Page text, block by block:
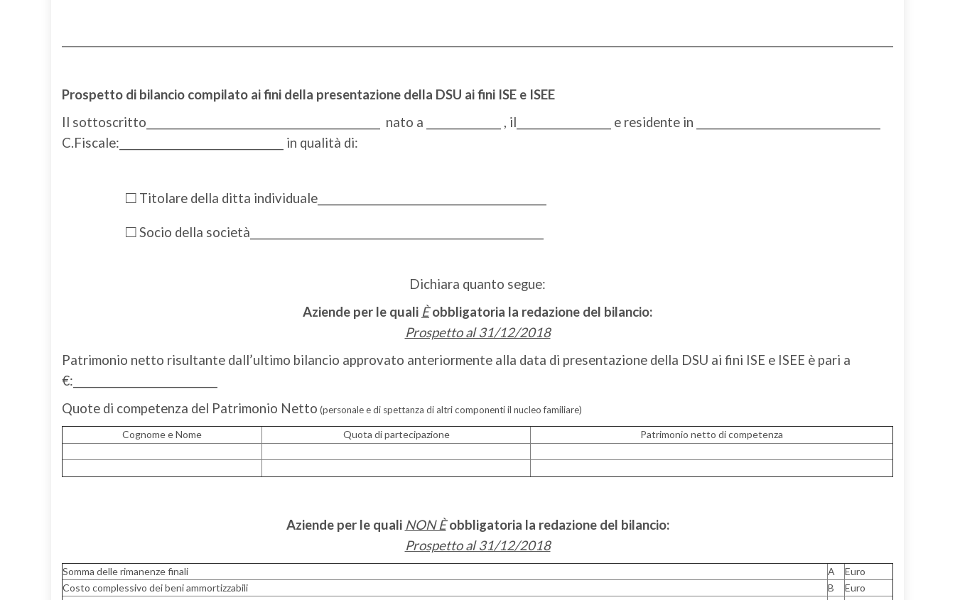
Prospetto di bilancio compilato ai fini della presentazione della DSU ai fini ISE e ISEE
Il sottoscritto_______________________________________________ nato a _______________ , il___________________ e residente in _____________________________________
C.Fiscale:_________________________________ in qualità di:
□ Titolare della ditta individuale______________________________________________
□Socio della società___________________________________________________________
Dichiara quanto segue:
Aziende per le quali Èobbligatoria la redazione del bilancio:
Prospetto al 31/12/2018
Patrimonio netto risultante dall’ultimo bilancio approvato anteriormente alla data di presentazione della DSU ai fini ISE e ISEE è pari a
€:_____________________________
Quote di competenza del Patrimonio Netto (personale e di spettanza di altri componenti il nucleo familiare)
Cognome e Nome Quota di partecipazione Patrimonio netto di competenza
Aziende per le quali NON Èobbligatoria la redazione del bilancio:
Prospetto al 31/12/2018
Somma delle rimanenze finali A
Euro
Costo complessivo dei beni ammortizzabili
B
Euro